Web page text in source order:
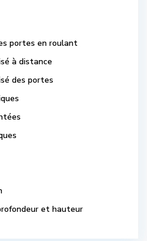
portes en roulant
à distance
des portes
et hauteur